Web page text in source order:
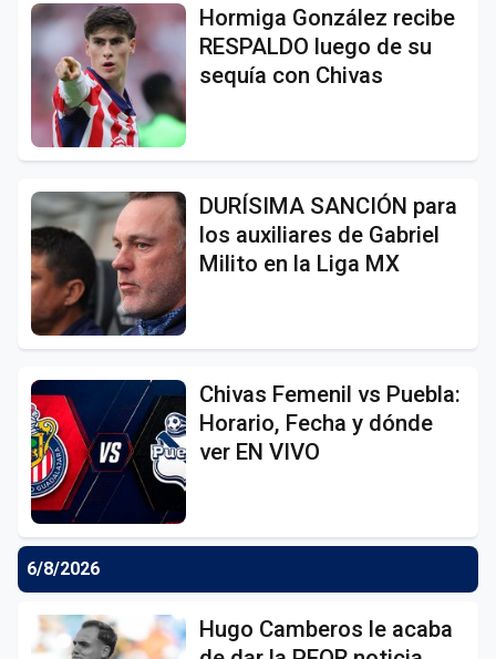
Hormiga González recibe
RESPALDO luego de su
sequía con Chivas
DURÍSIMA SANCIÓN para
los auxiliares de Gabriel
Milito en la Liga MX
Chivas Femenil vs Puebla:
Horario, Fecha y dónde
ver EN VIVO
6/8/2026
Hugo Camberos le acaba